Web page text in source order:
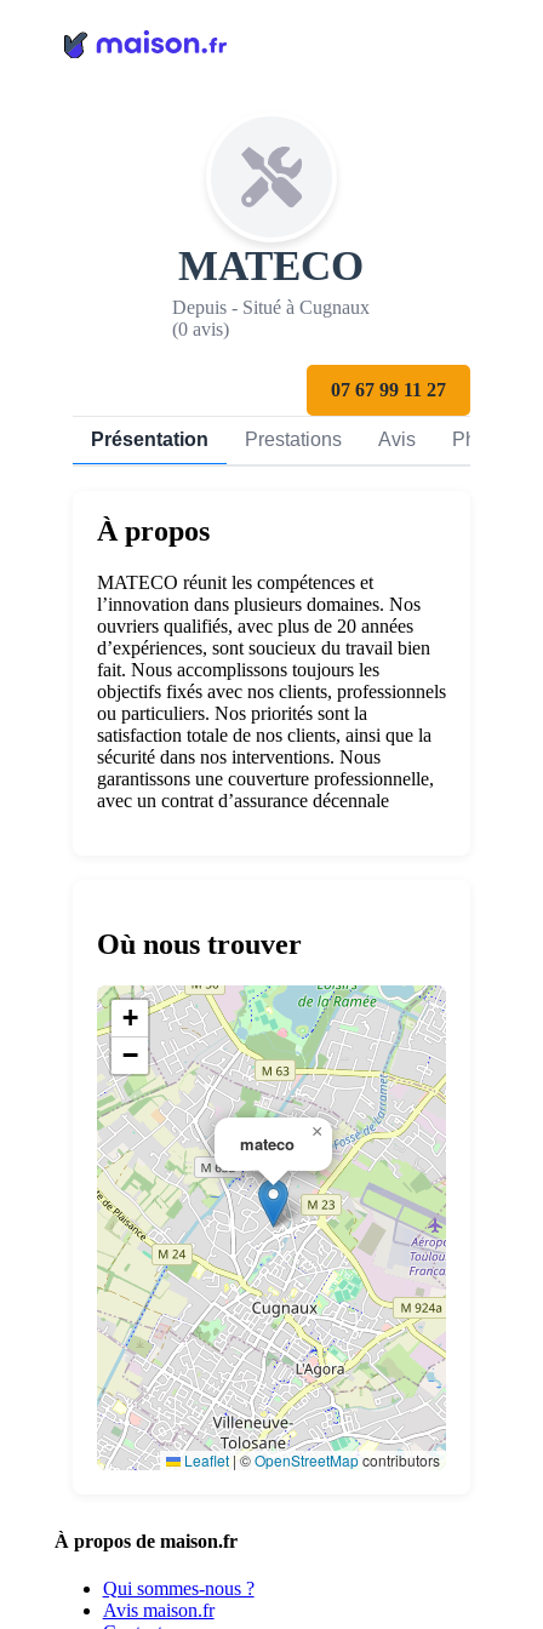
MATECO
Depuis - Situé à Cugnaux
(0 avis)
07 67 99 11 27
Présentation Prestations Avis Photos
À propos
MATECO réunit les compétences et
l’innovation dans plusieurs domaines. Nos
ouvriers qualifiés, avec plus de 20 années
d’expériences, sont soucieux du travail bien
fait. Nous accomplissons toujours les
objectifs fixés avec nos clients, professionnels
ou particuliers. Nos priorités sont la
satisfaction totale de nos clients, ainsi que la
sécurité dans nos interventions. Nous
garantissons une couverture professionnelle,
avec un contrat d’assurance décennale
Où nous trouver
mateco
×
+
−
Leaflet |©OpenStreetMapcontributors
À propos de maison.fr
Qui sommes-nous ?
Avis maison.fr